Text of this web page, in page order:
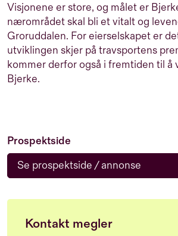
Visjonene er store, og målet er
nærområdet skal bli et vitalt og
Groruddalen. For eierselskapet er
utviklingen skjer på travsportens
kommer derfor også i fremtiden til å
Bjerke.
Prospektside
Se prospektside / annonse
Kontakt megler